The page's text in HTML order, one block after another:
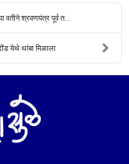
वतीने श्रवणयंत्र पूर्व त...
येथे थांबा मिळाला